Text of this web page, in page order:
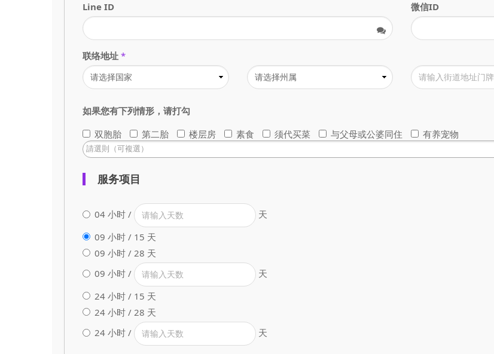
Line ID 微信ID
联络地址 *
如果您有下列情形，请打勾
双胞胎
第二胎 楼层房 素食 须代买菜 与父母或公婆同住 有养宠物
服务项目
04 小时 /
天
09 小时 / 15 天
09 小时 / 28 天
09 小时 /
天
24 小时 / 15 天
24 小时 / 28 天
24 小时 /
天